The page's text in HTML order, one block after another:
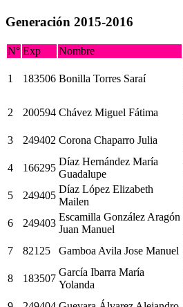
Generación 2015-2016
N° Exp Nombre
1 183506 Bonilla Torres Saraí
2 200594 Chávez Miguel Fátima
3
249402 Corona Chaparro Julia
4
166295
Díaz Hernández María
Guadalupe
5 249405
Díaz López Elizabeth
Mailen
6
249403
Escamilla González Aragón
Juan Manuel
7
82125 Gamboa Avila Jose Manuel
8
183507
García Ibarra María
Yolanda